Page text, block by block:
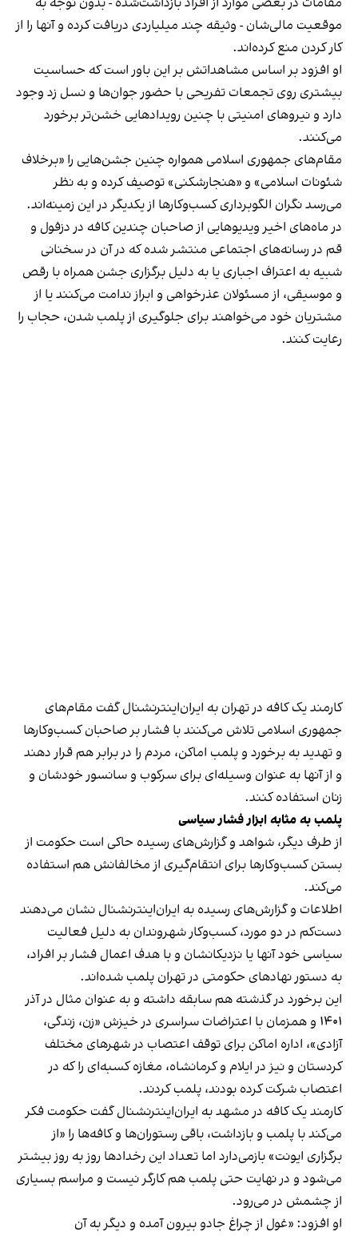
موقعیت مالی‌شان - وثیقه چند میلیاردی دریافت کرده و آنها را از
کار کردن منع کرده‌اند.
او افزود بر اساس مشاهداتش بر این باور است که حساسیت
بیشتری روی تجمعات تفریحی با حضور جوان‌ها و نسل زد وجود
دارد و نیروهای امنیتی با چنین رویدادهایی خشن‌تر برخورد
می‌کنند.
مقام‌های جمهوری اسلامی همواره چنین جشن‌هایی را «برخلاف
شئونات اسلامی» و «هنجارشکنی» توصیف کرده و به نظر
می‌رسد نگران الگوبرداری کسب‌وکارها از یکدیگر در این زمینه‌اند.
در ماه‌های اخیر ویدیوهایی از صاحبان چندین کافه در دزفول و
قم در رسانه‌های اجتماعی منتشر شده که در آن در سخنانی
شبیه به اعتراف اجباری یا به دلیل برگزاری جشن همراه با رقص
و موسیقی، از مسئولان عذرخواهی و ابراز ندامت می‌کنند یا از
مشتریان خود می‌خواهند برای جلوگیری از پلمب شدن، حجاب را
رعایت کنند.
کارمند یک کافه در تهران به ایران‌اینترنشنال گفت مقام‌های
جمهوری اسلامی تلاش می‌کنند با فشار بر صاحبان کسب‌وکارها
و تهدید به برخورد و پلمب اماکن، مردم را در برابر هم قرار دهند
و از آنها به عنوان وسیله‌ای برای سرکوب و سانسور خودشان و
زنان استفاده کنند.
پلمب به مثابه ابزار فشار سیاسی
از طرف دیگر، شواهد و گزارش‌های رسیده حاکی است حکومت از
بستن کسب‌وکارها برای انتقام‌گیری از مخالفانش هم استفاده
می‌کند.
اطلاعات و گزارش‌های رسیده به ایران‌اینترنشنال نشان می‌دهند
دست‌کم در دو مورد، کسب‌وکار شهروندان به دلیل فعالیت
سیاسی خود آنها یا نزدیکانشان و با هدف اعمال فشار بر افراد،
به دستور نهادهای حکومتی در تهران پلمب شده‌اند.
این برخورد در گذشته هم سابقه داشته و به عنوان مثال در آذر
۱۴۰۱ و همزمان با اعتراضات سراسری در خیزش «زن، زندگی،
آزادی»، اداره اماکن برای توقف اعتصاب در شهرهای مختلف
کردستان و نیز در ایلام و کرمانشاه، مغازه کسبه‌ای را که در
اعتصاب شرکت کرده بودند، پلمب کردند.
کارمند یک کافه در مشهد به ایران‌اینترنشنال گفت حکومت فکر
می‌کند با پلمب و بازداشت، باقی رستوران‌ها و کافه‌ها را «از
برگزاری ایونت» بازمی‌دارد اما تعداد این رخدادها روز به روز بیشتر
می‌شود و در نهایت حتی پلمب هم کارگر نیست و مراسم بسیاری
از چشمش در می‌رود.
او افزود: «غول از چراغ جادو بیرون آمده و دیگر به آن